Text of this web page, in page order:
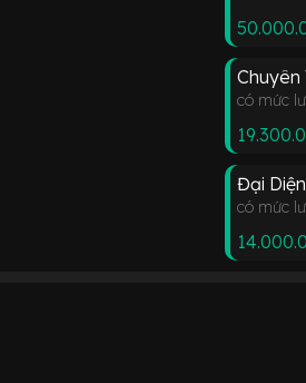
Chuyên
có mức
Đại
có mức